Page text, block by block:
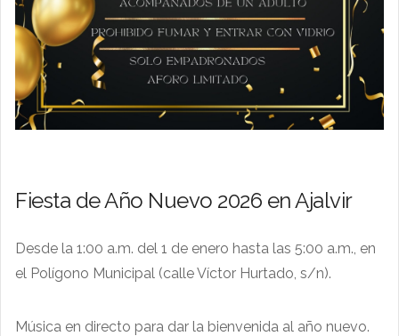
Fiesta de Año Nuevo 2026 en Ajalvir
Desde la 1:00 a.m. del 1 de enero hasta las 5:00 a.m., en
el Polígono Municipal (calle Víctor Hurtado, s/n).
Música en directo para dar la bienvenida al año nuevo.